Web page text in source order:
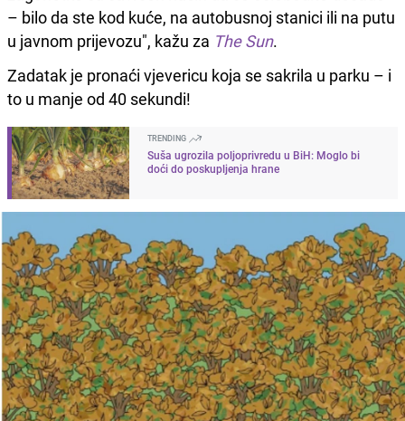
– bilo da ste kod kuće, na autobusnoj stanici ili na putu
u javnom prijevozu", kažu za The Sun.
Zadatak je pronaći vjevericu koja se sakrila u parku – i
to u manje od 40 sekundi!
TRENDING
Suša ugrozila poljoprivredu u BiH: Moglo bi
doći do poskupljenja hrane